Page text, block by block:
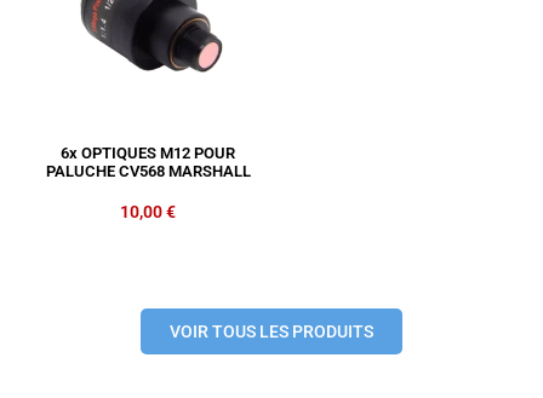
6x OPTIQUES M12 POUR
PALUCHE CV568 MARSHALL
10,00€
VOIR TOUS LES PRODUITS